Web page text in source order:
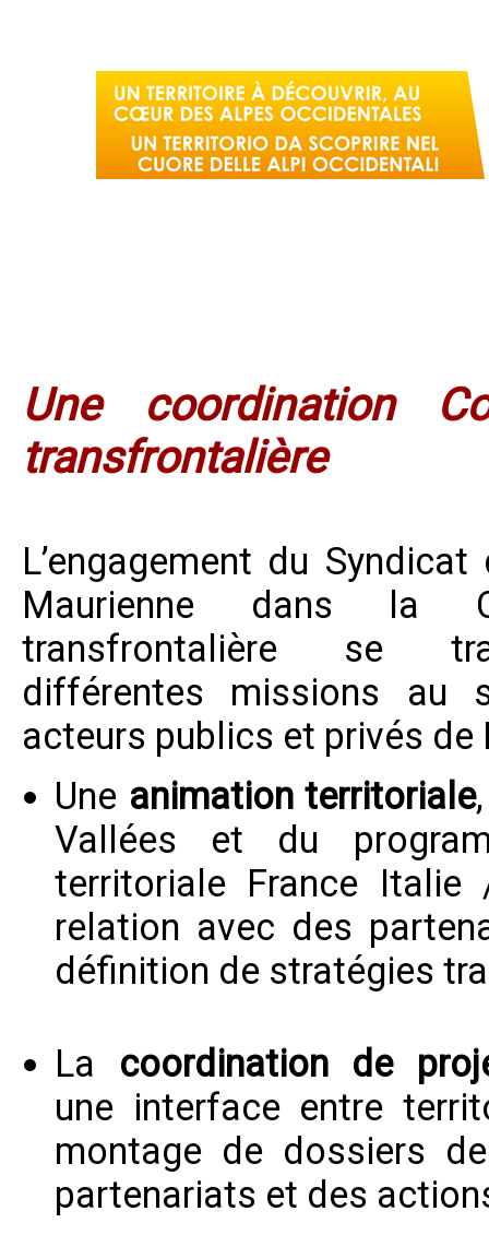
Une coordination
transfrontalière
L’engagement du
Maurienne dans la
transfrontalière se
différentes missions au
acteurs publics et privés de
Une animation territoriale
Vallées et du
territoriale France Italie
relation avec des
définition de stratégies
La coordination de
une interface entre
montage de dossiers
partenariats et des